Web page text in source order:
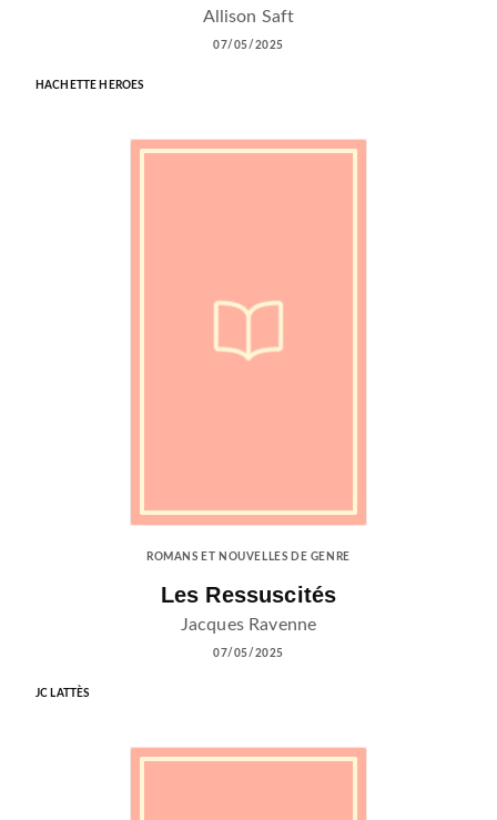
Allison Saft
07/05/2025
HACHETTE HEROES
ROMANS ET NOUVELLES DE GENRE
Les Ressuscités
Jacques Ravenne
07/05/2025
JC LATTÈS